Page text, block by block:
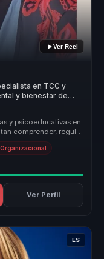
Ver Reel
en TCC y
y bienestar de
y psicoeducativas en
comprender, regular
Ver Perfil
ES